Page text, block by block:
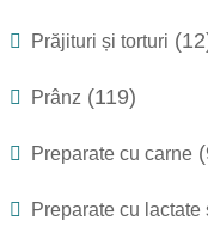
Prăjituri și torturi
Prânz (119)
Preparate cu carne
Preparate cu lactate